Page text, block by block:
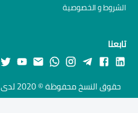
الشروط و الخصوصية
تابعنا
حقوق النسخ محفوظة © 2020 لدى